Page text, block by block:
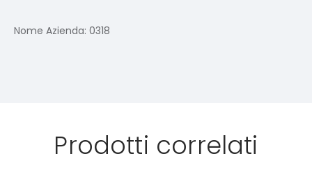
Nome Azienda: 0318
Prodotti correlati